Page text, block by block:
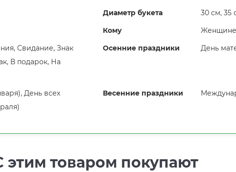
Диаметр букета
30 см, 35
Кому
Свидание, Знак
В подарок, На
Осенние праздники День
День всех
Весенние праздники
этим товаром покупают